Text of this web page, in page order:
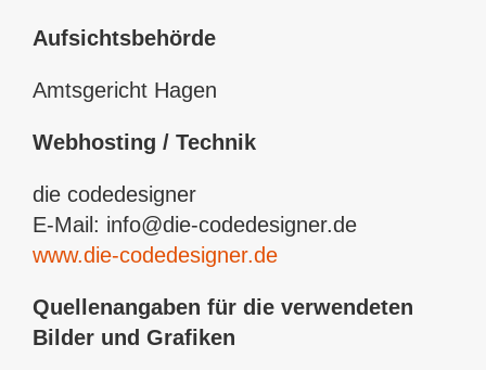
Aufsichtsbehörde
Amtsgericht Hagen
Webhosting / Technik
die codedesigner
E-Mail: info@die-codedesigner.de
www.die-codedesigner.de
Quellenangaben für die verwendeten
Bilder und Grafiken